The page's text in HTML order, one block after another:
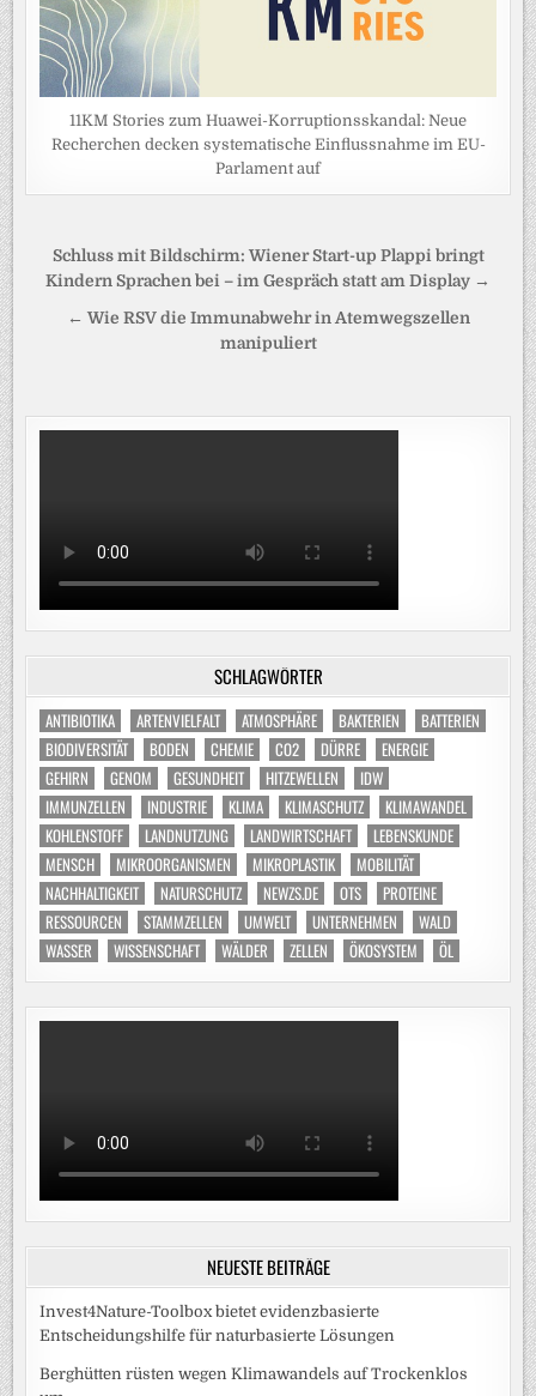
11KM Stories zum Huawei-Korruptionsskandal: Neue
Recherchen decken systematische Einflussnahme im EU-
Parlament auf
Beitragsnavigation
Schluss mit Bildschirm: Wiener Start-up Plappi bringt
Kindern Sprachen bei – im Gespräch statt am Display →
← Wie RSV die Immunabwehr in Atemwegszellen
manipuliert
SCHLAGWÖRTER
ANTIBIOTIKA ARTENVIELFALT ATMOSPHÄRE BAKTERIEN
BATTERIEN
BIODIVERSITÄT
BODEN CHEMIE CO2 DÜRRE
ENERGIE
GEHIRN
GENOM GESUNDHEIT HITZEWELLEN
IDW
IMMUNZELLEN
INDUSTRIE KLIMA KLIMASCHUTZ
KLIMAWANDEL
KOHLENSTOFF
LANDNUTZUNG LANDWIRTSCHAFT
LEBENSKUNDE
MENSCH
MIKROORGANISMEN MIKROPLASTIK
MOBILITÄT
NACHHALTIGKEIT
NATURSCHUTZ NEWZS.DE OTS
PROTEINE
RESSOURCEN
STAMMZELLEN UMWELT UNTERNEHMEN
WALD
WASSER
WISSENSCHAFT WÄLDER ZELLEN ÖKOSYSTEM ÖL
NEUESTE BEITRÄGE
Invest4Nature-Toolbox bietet evidenzbasierte
Entscheidungshilfe für naturbasierte Lösungen
Berghütten rüsten wegen Klimawandels auf Trockenklos